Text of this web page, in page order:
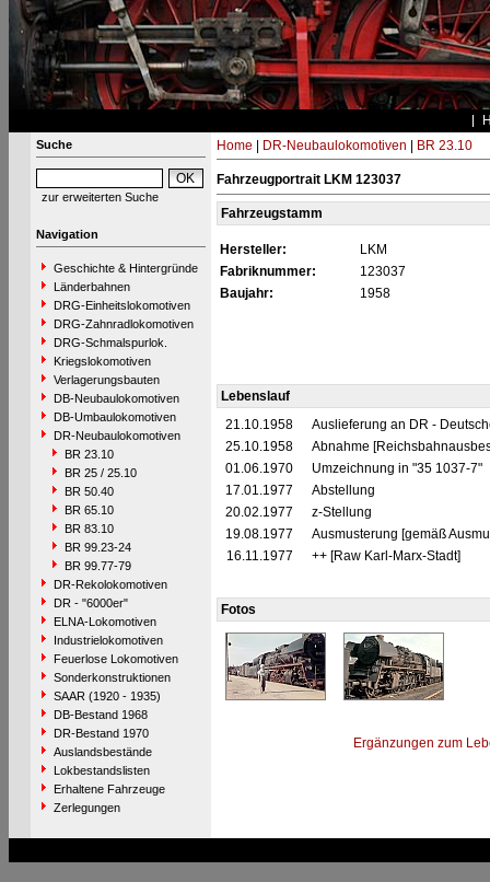
Suche
zur erweiterten Suche
Navigation
Geschichte & Hintergründe
Länderbahnen
DRG-Einheitslokomotiven
DRG-Zahnradlokomotiven
DRG-Schmalspurlok.
Kriegslokomotiven
Verlagerungsbauten
DB-Neubaulokomotiven
DB-Umbaulokomotiven
DR-Neubaulokomotiven
BR 23.10
BR 25 / 25.10
BR 50.40
BR 65.10
BR 83.10
BR 99.23-24
BR 99.77-79
DR-Rekolokomotiven
DR - "6000er"
ELNA-Lokomotiven
Industrielokomotiven
Feuerlose Lokomotiven
Sonderkonstruktionen
SAAR (1920 - 1935)
DB-Bestand 1968
DR-Bestand 1970
Auslandsbestände
Lokbestandslisten
Erhaltene Fahrzeuge
Zerlegungen
Home DR-Neubaulokomotiven BR 23.10
Fahrzeugportrait LKM 123037
Fahrzeugstamm
Hersteller:
LKM
Fabriknummer:
123037
Baujahr:
1958
Lebenslauf
21.10.1958
Auslieferung an DR -
25.10.1958
Abnahme
01.06.1970
Umzeichnung in "35 1037-7"
17.01.1977
Abstellung
20.02.1977
z-Stellung
19.08.1977
Ausmusterung [gemäß
16.11.1977
++ [Raw Karl-Marx-Stadt]
Fotos
Ergänzungen zum